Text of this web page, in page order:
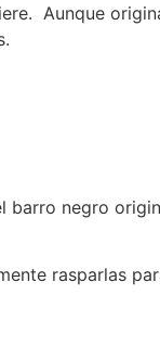
Aunque
barro negro
rasparlas